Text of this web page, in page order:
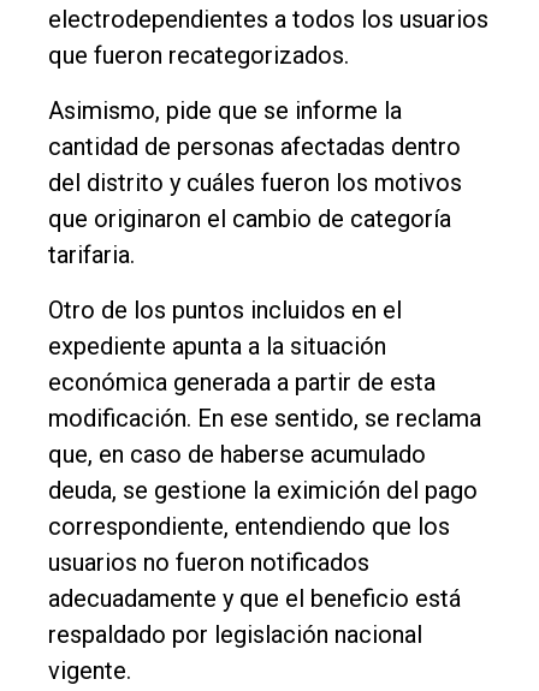
electrodependientes a todos los usuarios
que fueron recategorizados.
Asimismo, pide que se informe la
cantidad de personas afectadas dentro
del distrito y cuáles fueron los motivos
que originaron el cambio de categoría
tarifaria.
Otro de los puntos incluidos en el
expediente apunta a la situación
económica generada a partir de esta
modificación. En ese sentido, se reclama
que, en caso de haberse acumulado
deuda, se gestione la eximición del pago
correspondiente, entendiendo que los
usuarios no fueron notificados
adecuadamente y que el beneficio está
respaldado por legislación nacional
vigente.